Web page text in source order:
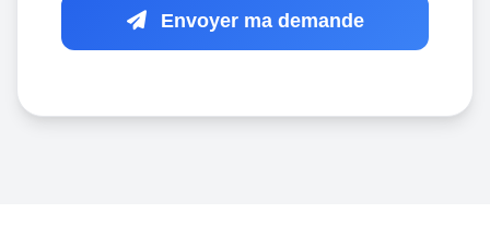
Envoyer ma demande